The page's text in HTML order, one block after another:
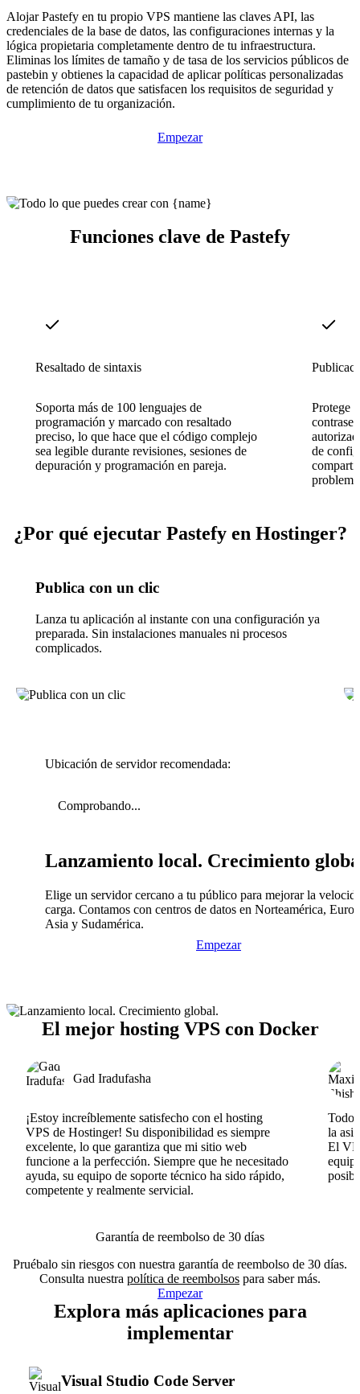
Alojar Pastefy en tu propio VPS mantiene las claves API, las
credenciales de la base de datos, las configuraciones internas y la
lógica propietaria completamente dentro de tu infraestructura.
Eliminas los límites de tamaño y de tasa de los servicios públicos de
pastebin y obtienes la capacidad de aplicar políticas personalizadas
de retención de datos que satisfacen los requisitos de seguridad y
cumplimiento de tu organización.
Empezar
Funciones clave de Pastefy
Resaltado de sintaxis
Soporta más de 100 lenguajes de
programación y marcado con resaltado
preciso, lo que hace que el código complejo
sea legible durante revisiones, sesiones de
depuración y programación en pareja.
Protege
de
¿Por qué ejecutar Pastefy en Hostinger?
Publica con un clic
Lanza tu aplicación al instante con una configuración ya
preparada. Sin instalaciones manuales ni procesos
complicados.
Ubicación de servidor recomendada:
Comprobando...
Lanzamiento local. Crecimiento
Elige un servidor cercano a tu público para mejorar la
carga. Contamos con centros de datos en Norteamérica,
Asia y Sudamérica.
Empezar
El mejor hosting VPS con Docker
Gad Iradufasha
¡Estoy increíblemente satisfecho con el hosting
VPS de Hostinger! Su disponibilidad es siempre
excelente, lo que garantiza que mi sitio web
funcione a la perfección. Siempre que he necesitado
ayuda, su equipo de soporte técnico ha sido rápido,
competente y realmente servicial.
Todo
la
El
Garantía de reembolso de 30 días
Pruébalo sin riesgos con nuestra garantía de reembolso de 30 días.
Consulta nuestra política de reembolsos para saber más.
Empezar
Explora más aplicaciones para
implementar
Visual Studio Code Server